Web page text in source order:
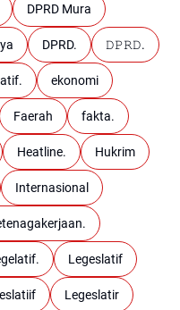
DPRD Mura
DPRD. 𝙳𝙿𝚁𝙳.
ekonomi
Faerah fakta.
Heatline. Hukrim
Internasional
Legeslatif
Legeslatir